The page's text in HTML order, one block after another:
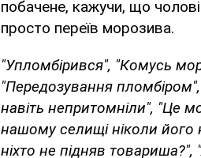
побачене, кажучи, що
просто переїв морозива.
"Упломбірився", "Комусь
"Передозування пломбіром",
навіть непритомніли", "Це
нашому селищі ніколи його
ніхто не підняв